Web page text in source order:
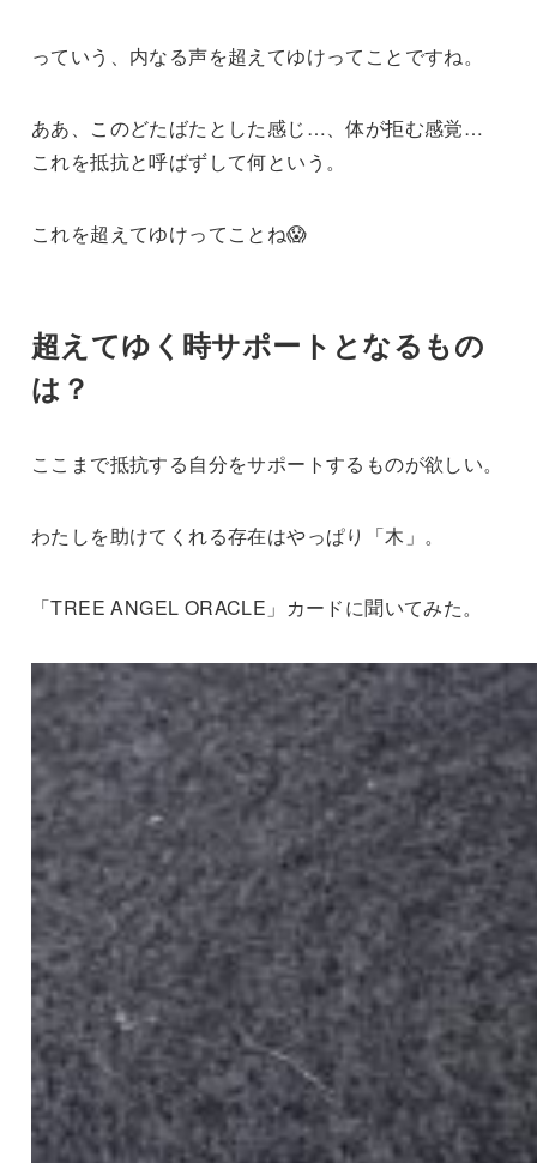
っていう、内なる声を超えてゆけってことですね。
ああ、このどたばたとした感じ…、体が拒む感覚…
これを抵抗と呼ばずして何という。
これを超えてゆけってことね😱
超えてゆく時サポートとなるもの
は？
ここまで抵抗する自分をサポートするものが欲しい。
わたしを助けてくれる存在はやっぱり「木」。
「TREE ANGEL ORACLE」カードに聞いてみた。